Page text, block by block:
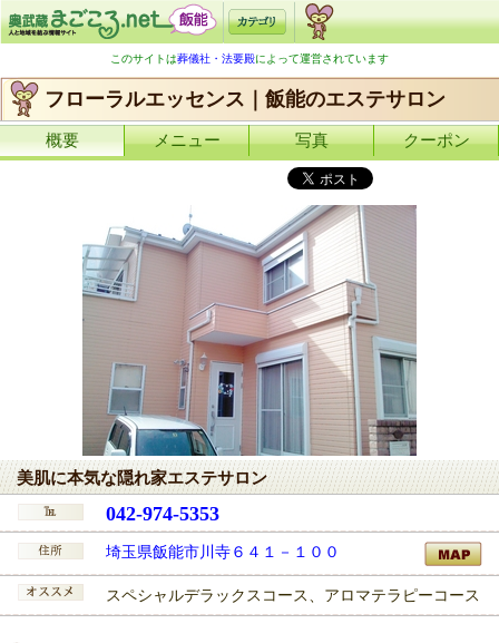
このサイトは葬儀社・法要殿によって運営されています
フローラルエッセンス｜飯能のエステサロン
概要 メニュー 写真 クーポン
美肌に本気な隠れ家エステサロン
042-974-5353
埼玉県飯能市川寺６４１－１００
スペシャルデラックスコース、アロマテラピーコース